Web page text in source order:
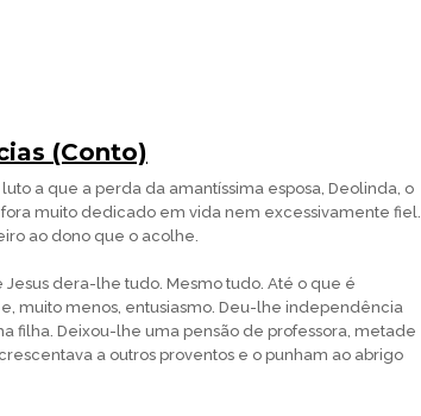
(Conto)
a que a perda da amantíssima esposa, Deolinda, o
muito dedicado em vida nem excessivamente fiel.
ao dono que o acolhe.
dera-lhe tudo. Mesmo tudo. Até o que é
muito menos, entusiasmo. Deu-lhe independência
filha. Deixou-lhe uma pensão de professora, metade
a outros proventos e o punham ao abrigo